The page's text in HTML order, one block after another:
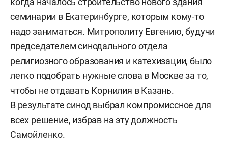
семинарии в Екатеринбурге, которым кому-то
надо заниматься. Митрополиту Евгению, будучи
председателем синодального отдела
религиозного образования и катехизации, было
легко подобрать нужные слова в Москве за то,
чтобы не отдавать Корнилия в Казань.
В результате синод выбрал компромиссное для
всех решение, избрав на эту должность
Самойленко.